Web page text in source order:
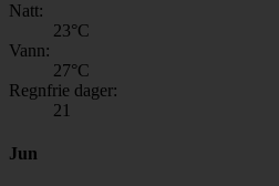
Natt:
23°C
Vann:
27°C
Regnfrie dager:
21
Jun